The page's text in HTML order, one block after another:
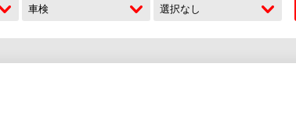
車検 選択なし